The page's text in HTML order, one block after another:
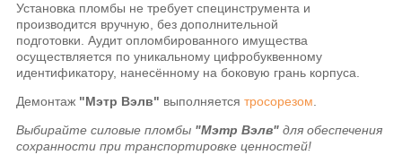
Установка пломбы не требует специнструмента и
производится вручную, без дополнительной
подготовки. Аудит опломбированного имущества
осуществляется по уникальному цифробуквенному
идентификатору, нанесённому на боковую грань корпуса.
Демонтаж "Мэтр Вэлв" выполняетсятросорезом.
Выбирайте силовые пломбы "Мэтр Вэлв"для обеспечения
сохранности при транспортировке ценностей!